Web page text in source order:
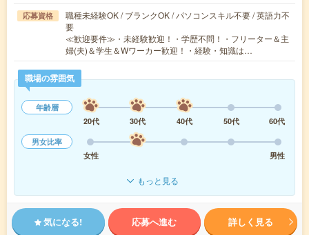
応募資格
職種未経験OK / ブランクOK / パソコンスキル不要 / 英語力不
要
≪歓迎要件≫・未経験歓迎！・学歴不問！・フリーター＆主
婦(夫)＆学生＆Wワーカー歓迎！・経験・知識は…
職場の雰囲気
年齢層
20代
30代 40代 50代
60代
男女比率
女性
男性
もっと見る
気になる! 応募へ進む 詳しく見る